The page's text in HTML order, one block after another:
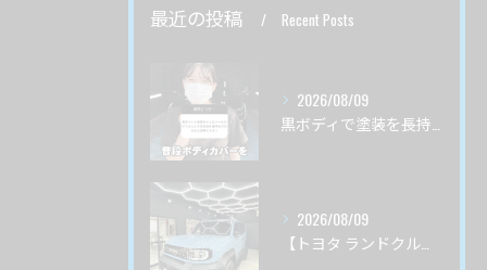
最近の投稿 Recent Posts
2026/08/09
2026/08/09